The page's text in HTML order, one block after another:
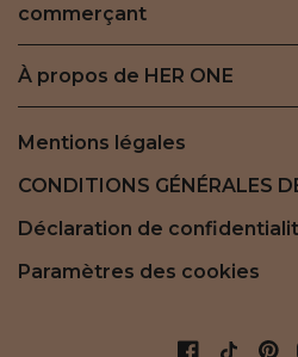
commerçant
À propos de HER ONE
Mentions légales
CONDITIONS GÉNÉRALES
Déclaration de
Paramètres des cookies